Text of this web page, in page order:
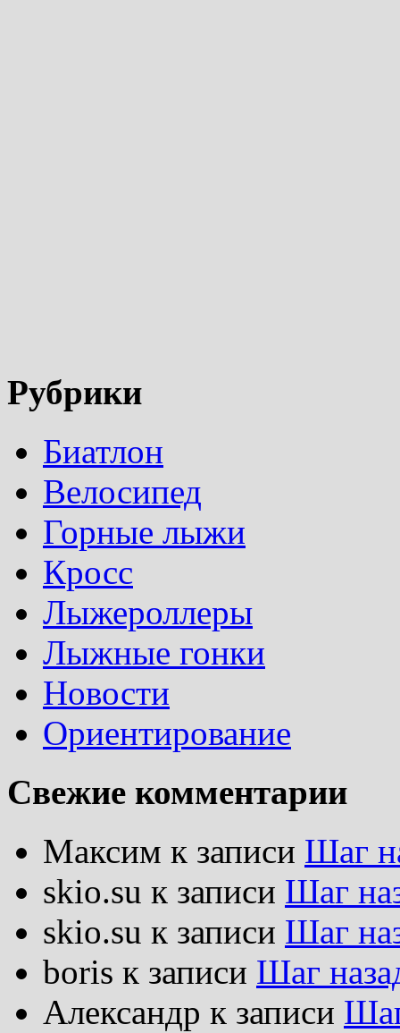
Рубрики
Биатлон
Велосипед
Горные лыжи
Кросс
Лыжероллеры
Лыжные гонки
Новости
Ориентирование
Свежие комментарии
Максим к записи Шаг
skio.su к записи Шаг
skio.su к записи Шаг
boris к записи Шаг
Александр к записи